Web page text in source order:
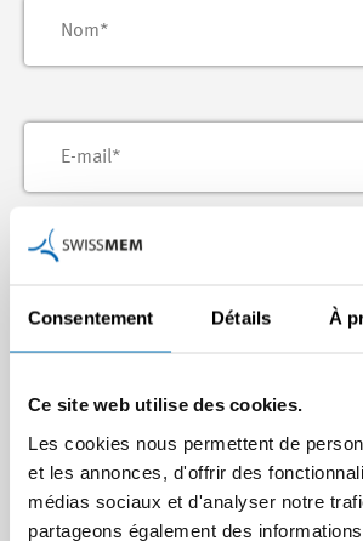
Consentement Détails À
Ce site web utilise des cookies.
Les cookies nous permettent de
et les annonces, d'offrir des
médias sociaux et d'analyser notre
partageons également des